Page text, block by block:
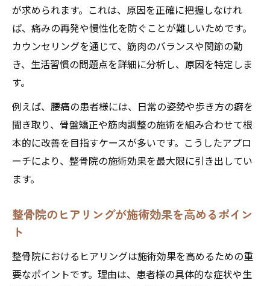
が求められます。これは、原因を正確に把握しなけれ
ば、痛みの再発や慢性化を防ぐことが難しいためです。
カウンセリングを通じて、筋肉のバランスや関節の動
き、生活習慣の問題点を詳細に分析し、原因を特定しま
す。
例えば、腰痛の患者様には、日常の姿勢や歩き方の癖を
聞き取り、骨盤矯正や筋肉調整の施術を組み合わせて根
本的に改善を目指すケースが多いです。こうしたアプロ
ーチにより、整骨院の施術効果を最大限に引き出してい
ます。
整骨院のヒアリングが施術効果を高めるポイン
ト
整骨院におけるヒアリングは施術効果を高めるための重
要なポイントです。理由は、患者様の具体的な症状や生